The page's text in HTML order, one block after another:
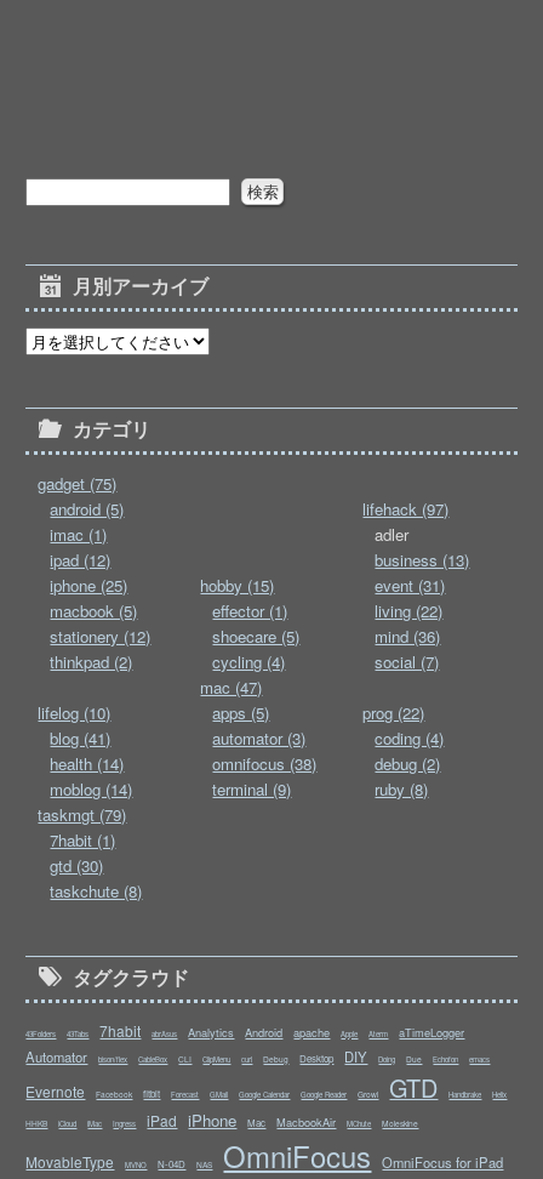
月別アーカイブ
カテゴリ
gadget (75)
android (5)
imac (1)
ipad (12)
iphone (25)
macbook (5)
stationery (12)
thinkpad (2)
hobby (15)
effector (1)
shoecare (5)
cycling (4)
lifehack (97)
adler
business (13)
event (31)
living (22)
mind (36)
social (7)
lifelog (10)
blog (41)
health (14)
moblog (14)
mac (47)
apps (5)
automator (3)
omnifocus (38)
terminal (9)
prog (22)
coding (4)
debug (2)
ruby (8)
taskmgt (79)
7habit (1)
gtd (30)
taskchute (8)
タグクラウド
43Folders 43Tabs 7habit abrAsus Analytics Android apache Apple Aterm aTimeLogger
Automator bison/flex CableBox CLI ClipMenu curl Debug Desktop DIY Doing Due Echofon emacs
Evernote Facebook fitbit Forecast GMail Google Calendar Google Reader Growl GTD Handbrake Helix
HHKB iCloud iMac Ingress iPad iPhone Mac MacbookAir MChute Moleskine
MovableType MVNO N-04D NAS OmniFocus OmniFocus for iPad